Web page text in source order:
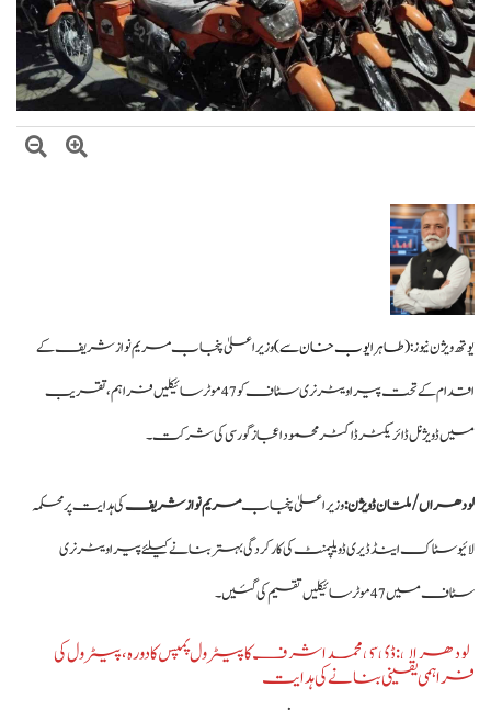
حکومت کا پیٹرولیم مصنوعات کی قیمتوں میں کمی کا اعلان اطلاق 7 اگست سے ہوگا
یوتھ ویژن نیوز :(طاہرایوب خان سے)وزیراعلیٰ پنجاب مریم نواز شریف کے
اقدام کے تحت پیرا ویٹرنری سٹاف کو 47 موٹرسائیکلیں فراہم، تقریب
میں ڈویژنل ڈائریکٹر ڈاکٹر محمود اعجاز گورسی کی شرکت۔
لودھراں / ملتان ڈویژن:وزیر اعلیٰ پنجابمریم نواز شریفکی ہدایت پر محکمہ
لائیو سٹاک اینڈ ڈیری ڈویلپمنٹ کی کارکردگی بہتر بنانے کیلئے پیرا ویٹرنری
سٹاف میں 47 موٹرسائیکلیں تقسیم کی گئیں۔
لودھراں: ڈی سی محمد اشرف کا پیٹرول پمپس کا دورہ، پیٹرول کی
فراہمی یقینی بنانے کی ہدایت